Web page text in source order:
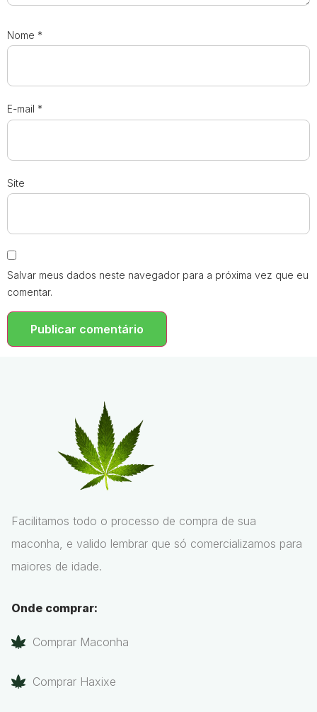
Nome *
E-mail *
Site
Salvar meus dados neste navegador para a próxima vez que eu
comentar.
Facilitamos todo o processo de compra de sua
maconha, e valido lembrar que só comercializamos para
maiores de idade.
Onde comprar:
Comprar Maconha
Comprar Haxixe